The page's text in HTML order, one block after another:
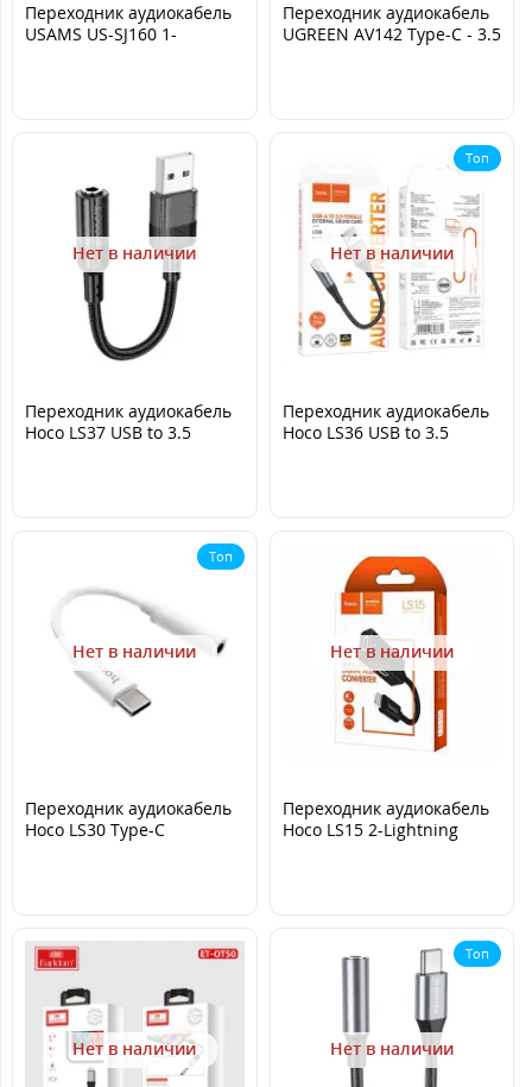
Переходник аудиокабель
USAMS US-SJ160 1-
Переходник аудиокабель
UGREEN AV142 Type-C - 3.5
Нет в наличии
Переходник аудиокабель
Hoco LS37 USB to 3.5
Топ
Нет в наличии
Переходник аудиокабель
Hoco LS36 USB to 3.5
Топ
Нет в наличии
Переходник аудиокабель
Hoco LS30 Type-C
Нет в наличии
Переходник аудиокабель
Hoco LS15 2-Lightning
Нет в наличии
Топ
Нет в наличии